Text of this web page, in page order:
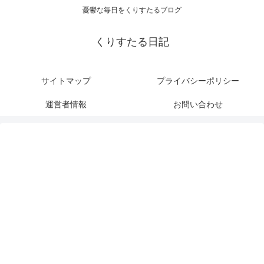
憂鬱な毎日をくりすたるブログ
くりすたる日記
サイトマップ プライバシーポリシー
運営者情報 お問い合わせ